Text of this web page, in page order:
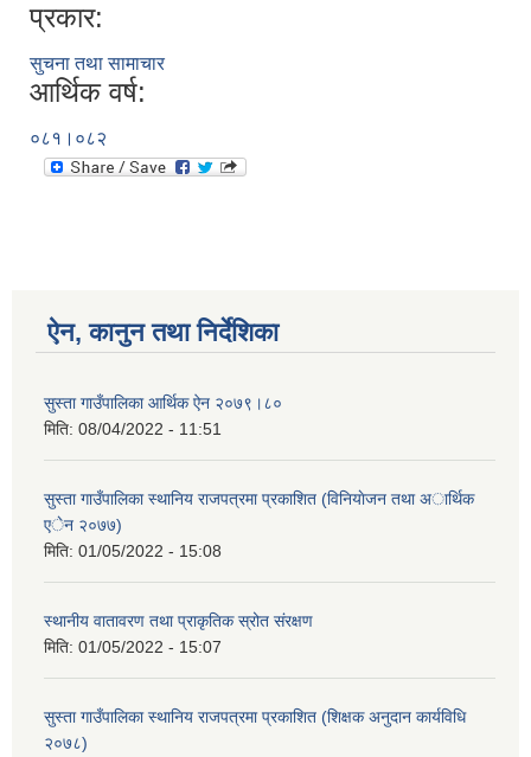
प्रकार:
सुचना तथा सामाचार
आर्थिक वर्ष:
०८१।०८२
ऐन, कानुन तथा निर्देशिका
सुस्ता गाउँपालिका आर्थिक ऐन २०७९।८०
मिति: 08/04/2022 - 11:51
सुस्ता गाउँपालिका स्थानिय राजपत्रमा प्रकाशित (विनियाेजन तथा अार्थिक
एेन २०७७)
मिति: 01/05/2022 - 15:08
स्थानीय वातावरण तथा प्राकृतिक स्रोत संरक्षण
मिति: 01/05/2022 - 15:07
सुस्ता गाउँपालिका स्थानिय राजपत्रमा प्रकाशित (शिक्षक अनुदान कार्यविधि
२०७८)